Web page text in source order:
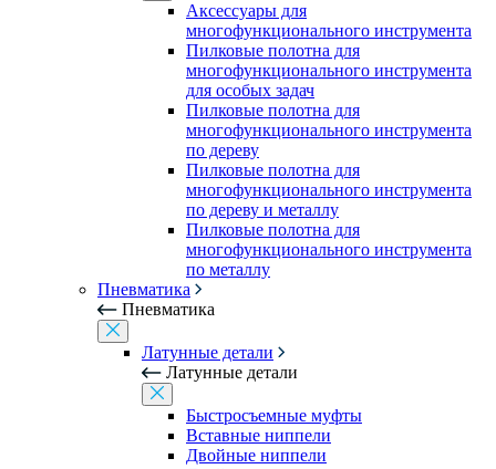
Аксессуары для
многофункционального инструмента
Пилковые полотна для
многофункционального инструмента
для особых задач
Пилковые полотна для
многофункционального инструмента
по дереву
Пилковые полотна для
многофункционального инструмента
по дереву и металлу
Пилковые полотна для
многофункционального инструмента
по металлу
Пневматика
Пневматика
Латунные детали
Латунные детали
Быстросъемные муфты
Вставные ниппели
Двойные ниппели